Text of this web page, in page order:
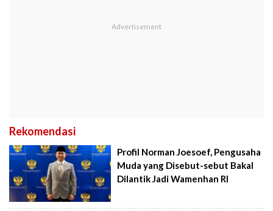
Rekomendasi
Profil Norman Joesoef, Pengusaha
Muda yang Disebut-sebut Bakal
Dilantik Jadi Wamenhan RI